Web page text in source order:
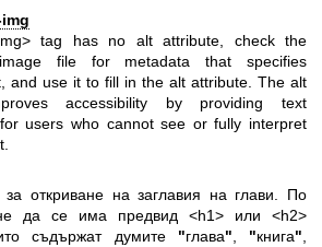
tag has no alt attribute, check the
file for metadata that specifies
and use it to fill in the alt attribute. The alt
accessibility by providing text
users who cannot see or fully interpret
за откриване на заглавия на глави. По
да се има предвид <h1> или <h2>
съдържат думите "глава", "книга",